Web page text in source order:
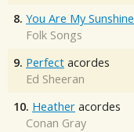
8. You Are My Sunshine
Folk Songs
9. Perfect acordes
Ed Sheeran
10. Heather acordes
Conan Gray